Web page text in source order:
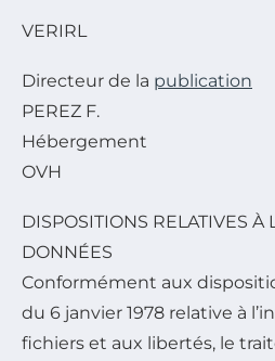
VERIRL
Directeur de la publication
PEREZ F.
Hébergement
OVH
DISPOSITIONS RELATIVES À
DONNÉES
Conformément aux
du 6 janvier 1978 relative à
fichiers et aux libertés, le